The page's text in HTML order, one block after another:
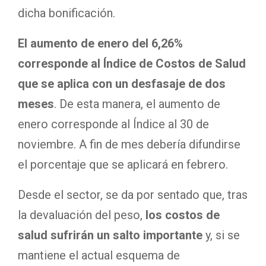
dicha bonificación.
El aumento de enero del 6,26%
corresponde al Índice de Costos de Salud
que se aplica con un desfasaje de dos
meses. De esta manera, el aumento de
enero corresponde al Índice al 30 de
noviembre. A fin de mes debería difundirse
el porcentaje que se aplicará en febrero.
Desde el sector, se da por sentado que, tras
la devaluación del peso, los costos de
salud sufrirán un salto importante y, si se
mantiene el actual esquema de